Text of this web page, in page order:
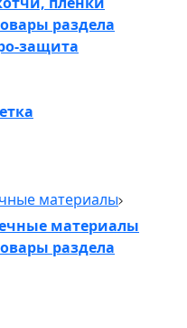
раздела
защита
материалы
материалы
раздела